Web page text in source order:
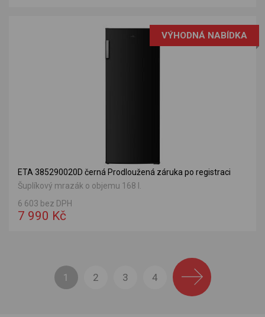
VÝHODNÁ NABÍDKA
ETA 385290020D černá Prodloužená záruka po registraci
Šuplíkový mrazák o objemu 168 l.
6 603 bez DPH
7 990 Kč
1 2 3 4